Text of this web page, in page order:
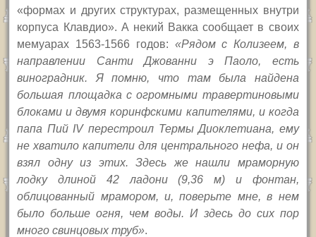
«формах и других структурах, размещенных внутри
корпуса Клавдио». А некий Вакка сообщает в своих
мемуарах 1563-1566 годов: «Рядом с Колизеем, в
направлении Санти Джованни э Паоло, есть
виноградник. Я помню, что там была найдена
большая площадка с огромными травертиновыми
блоками и двумя коринфскими капителями, и когда
папа Пий IVперестроил Термы Диоклетиана, ему
не хватило капители для центрального нефа, и он
взял одну из этих. Здесь же нашли мраморную
лодку длиной 42 ладони (9,36 м) и фонтан,
облицованный мрамором,и, поверьте мне, в нем
было больше огня, чем воды. И здесь до сих пор
много свинцовых труб».